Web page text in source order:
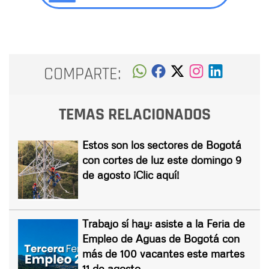
COMPARTE:
TEMAS RELACIONADOS
Estos son los sectores de Bogotá
con cortes de luz este domingo 9
de agosto ¡Clic aquí!
Trabajo sí hay: asiste a la Feria de
Empleo de Aguas de Bogotá con
más de 100 vacantes este martes